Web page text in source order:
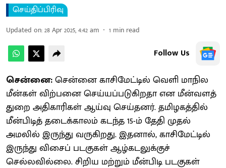
செய்திப்பிரிவு
Updated on:28 Apr 2025, 4:42 am 1 min read
Follow Us
சென்னை:சென்னை காசிமேட்டில் வெளி மாநில
மீன்கள் விற்பனை செய்யப்படுகிறதா என மீன்வளத்
துறை அதிகாரிகள் ஆய்வு செய்தனர். தமிழகத்தில்
மீன்பிடித் தடைக்காலம் கடந்த 15-ம் தேதி முதல்
அமலில் இருந்து வருகிறது. இதனால், காசிமேட்டில்
இருந்து விசைப் படகுகள் ஆழ்கடலுக்குச்
செல்லவில்லை. சிறிய மற்றும் மீன்பிடி படகுகள்